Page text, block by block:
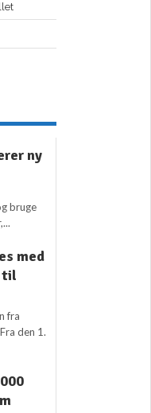
ny
bruge
med
til
fra
den 1.